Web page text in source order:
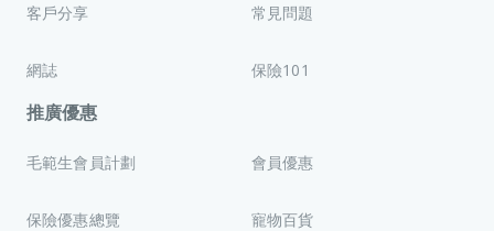
客戶分享 常見問題
網誌 保險101
推廣優惠
毛範生會員計劃 會員優惠
保險優惠總覽 寵物百貨